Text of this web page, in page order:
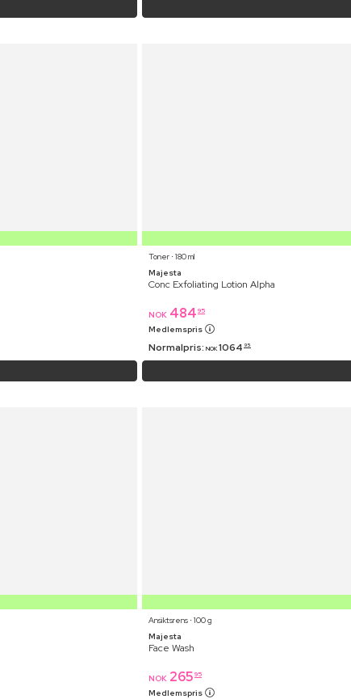
Toner ⋅ 180 ml
Majesta
Conc Exfoliating Lotion Alpha
NOK 484 95
Medlemspris
Normalpris: NOK 1064 95
Ansiktsrens ⋅ 100 g
Majesta
Face Wash
NOK 265 95
Medlemspris